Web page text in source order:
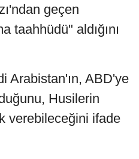
geçen
taahhüdü" aldığını
Arabistan'ın, ABD'ye
Husilerin
verebileceğini ifade